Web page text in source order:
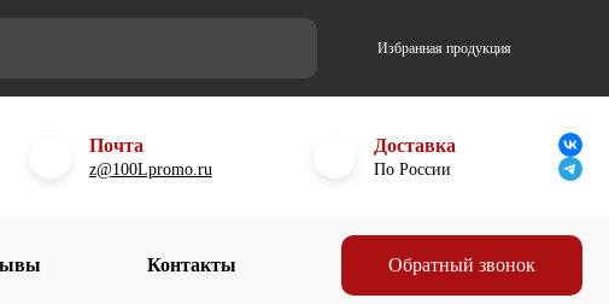
Избранная продукция
Почта
z@100Lpromo.ru
Доставка
По России
Контакты Обратный звонок